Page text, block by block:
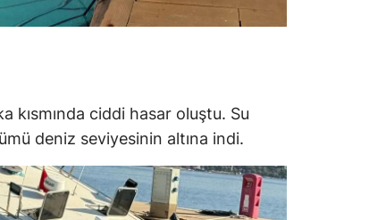
kısmında ciddi hasar oluştu. Su
deniz seviyesinin altına indi.